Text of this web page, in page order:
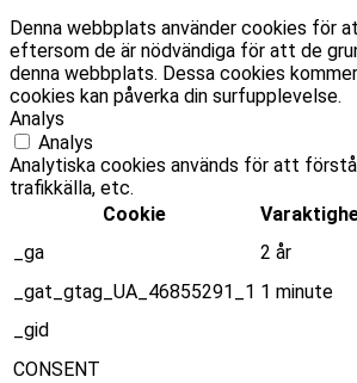
Denna webbplats använder cookies för
eftersom de är nödvändiga för att de
denna webbplats. Dessa cookies
cookies kan påverka din surfupplevelse.
Analys
Analys
Analytiska cookies används för att
trafikkälla, etc.
Cookie
_ga
2 år
_gat_gtag_UA_46855291_1 1 minute
_gid
CONSENT